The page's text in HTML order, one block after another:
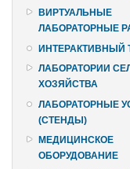
ВИРТУАЛЬНЫЕ
ЛАБОРАТОРНЫЕ
ИНТЕРАКТИВНЫЙ
ЛАБОРАТОРИИ
ХОЗЯЙСТВА
ЛАБОРАТОРНЫЕ
(СТЕНДЫ)
МЕДИЦИНСКОЕ
ОБОРУДОВАНИЕ